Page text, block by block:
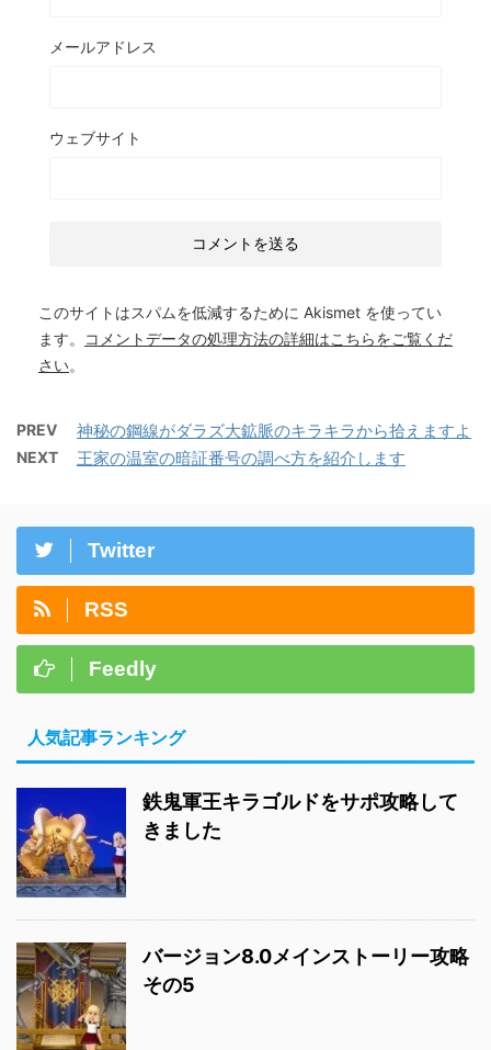
メールアドレス
ウェブサイト
このサイトはスパムを低減するために Akismet を使ってい
ます。
コメントデータの処理方法の詳細はこちらをご覧くだ
さい。
PREV 神秘の鋼線がダラズ大鉱脈のキラキラから拾えますよ
NEXT 王家の温室の暗証番号の調べ方を紹介します
Twitter
RSS
Feedly
人気記事ランキング
鉄鬼軍王キラゴルドをサポ攻略して
きました
バージョン8.0メインストーリー攻略
その5